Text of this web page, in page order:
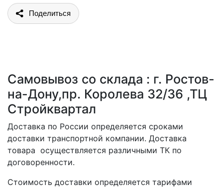
Поделиться
Самовывоз со склада : г. Ростов-
на-Дону,пр. Королева 32/36 ,ТЦ
Стройквартал
Доставка по России определяется сроками
доставки транспортной компании. Доставка
товара осуществляется различными ТК по
договоренности.
Стоимость доставки определяется тарифами